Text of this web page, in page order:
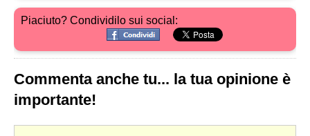
Piaciuto? Condividilo sui social:
Commenta anche tu... la tua opinione è
importante!